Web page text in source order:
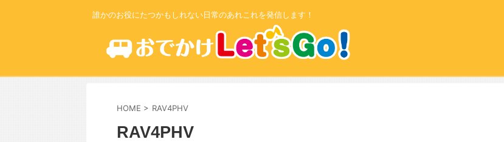
誰かのお役にたつかもしれない日常のあれこれを発信します！
HOME > RAV4PHV
RAV4PHV